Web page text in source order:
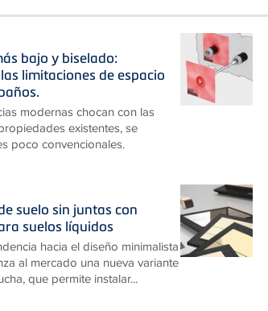
bajo y biselado:
limitaciones de espacio
modernas chocan con las
existentes, se
poco convencionales.
suelo sin juntas con
suelos líquidos
hacia el diseño minimalista
al mercado una nueva variante
que permite instalar...